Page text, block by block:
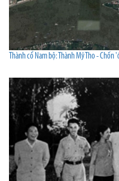
Thành cổ Nam bộ: Thành Mỹ Tho - Chốn